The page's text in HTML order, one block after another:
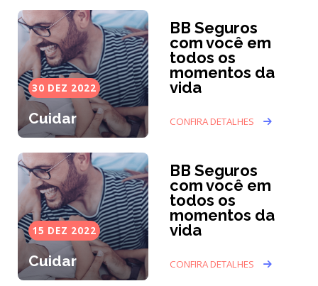
30 DEZ 2022
Cuidar
BB Seguros
com você em
todos os
momentos da
vida
CONFIRA DETALHES
15 DEZ 2022
Cuidar
BB Seguros
com você em
todos os
momentos da
vida
CONFIRA DETALHES